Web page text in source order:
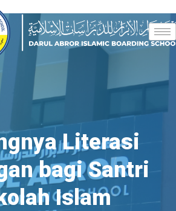
Literasi
bagi Santri
Islam